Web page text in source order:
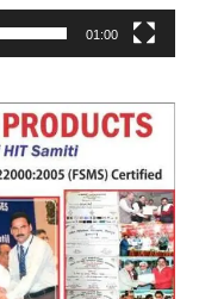
01:00